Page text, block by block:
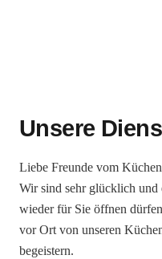
Unsere
Liebe Freunde vom
Wir sind sehr glücklich und
wieder für Sie öffnen
vor Ort von unseren
begeistern.